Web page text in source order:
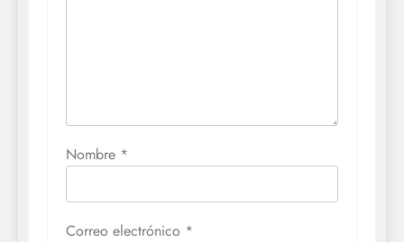
Nombre *
Correo electrónico *